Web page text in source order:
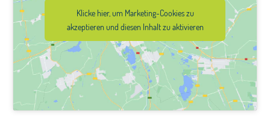
Klicke hier, um Marketing-Cookies zu
akzeptieren und diesen Inhalt zu aktivieren